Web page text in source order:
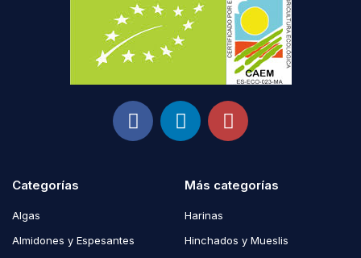
Categorías
Algas
Almidones y Espesantes
Más categorías
Harinas
Hinchados y Mueslis